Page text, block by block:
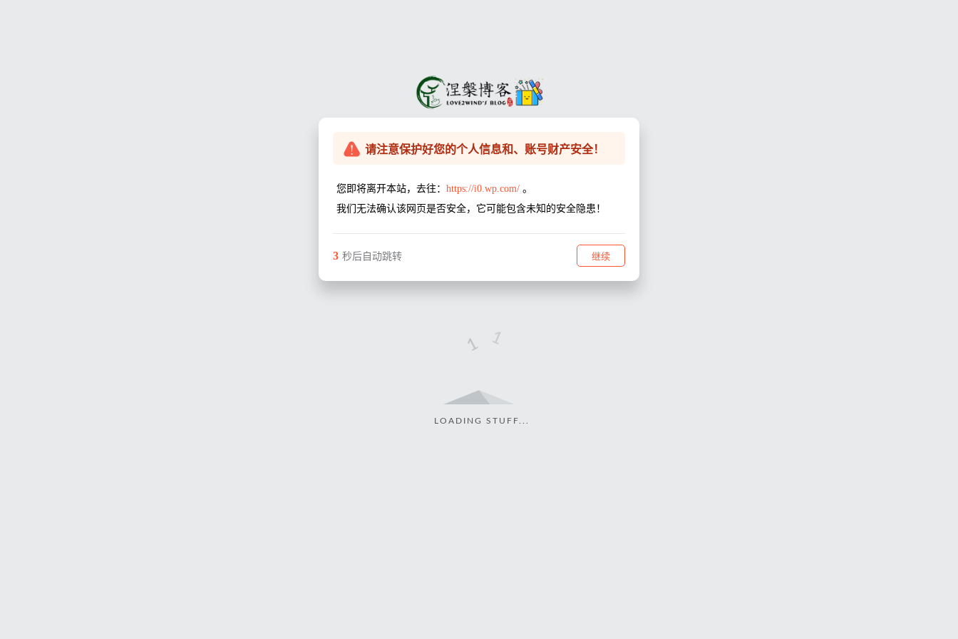
LOADING STUFF...
请注意保护好您的个人信息和、账号财产安全！
您即将离开本站，去往： https://i0.wp.com/ 。
我们无法确认该网页是否安全，它可能包含未知的安全隐患！
3 秒后自动跳转 继续